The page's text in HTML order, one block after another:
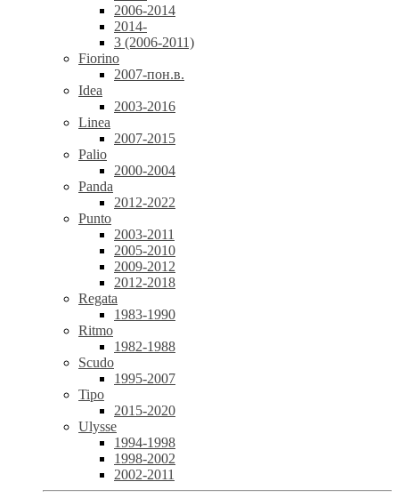
2006-2014
2014-
3 (2006-2011)
Fiorino
2007-пон.в.
Idea
2003-2016
Linea
2007-2015
Palio
2000-2004
Panda
2012-2022
Punto
2003-2011
2005-2010
2009-2012
2012-2018
Regata
1983-1990
Ritmo
1982-1988
Scudo
1995-2007
Tipo
2015-2020
Ulysse
1994-1998
1998-2002
2002-2011